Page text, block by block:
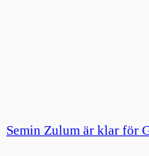
Semin Zulum är klar för